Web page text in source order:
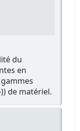
du
en
de matériel.